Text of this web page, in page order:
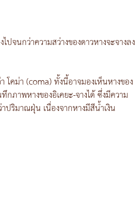
ปจนกว่าความสว่างของดาวหางจะจางลง
คม่า (coma) ทั้งนี้อาจมองเห็นหางของ
ภาพหางของอิเคยะ-จางได้ ซึ่งมีความ
ปริมาณฝุ่น เนื่องจากหางมีสีน้ำเงิน